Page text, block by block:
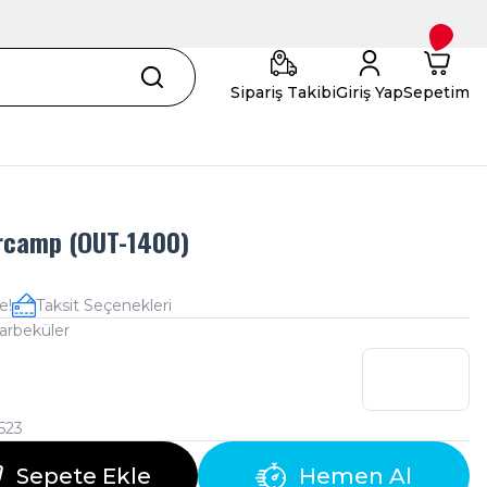
Sipariş TakibiGiriş YapSepetim
(OUT-1400)
Taksit Seçenekleri
Sepete Ekle Hemen Al